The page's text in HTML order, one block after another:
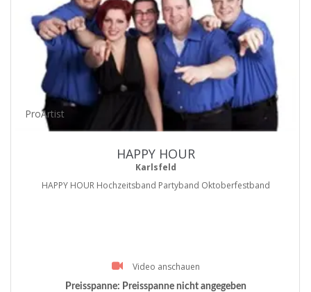
ProArtist
HAPPY HOUR
Karlsfeld
HAPPY HOUR Hochzeitsband Partyband Oktoberfestband
Video anschauen
Preisspanne: Preisspanne nicht angegeben